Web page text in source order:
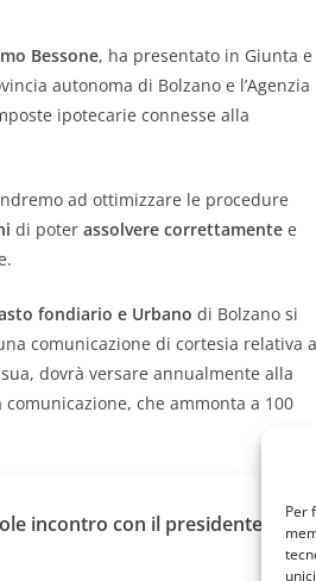
Per
Bessone, ha presentato in Giunta e
autonoma di Bolzano e l’Agenzia
ipotecarie connesse alla
ad ottimizzare le procedure
di poter assolvere correttamente e
fondiario e Urbano di Bolzano si
comunicazione di cortesia relativa
dovrà versare annualmente alla
che ammonta a 100
incontro con il presidente del